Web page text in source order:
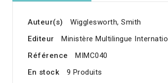
Auteur(s)
Wigglesworth, Smith
Editeur
Ministère Multilingue Internatio
Référence
MIMC040
En stock
9 Produits